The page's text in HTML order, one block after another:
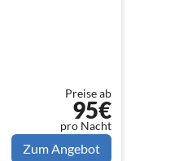
Preise ab
95€
pro Nacht
Zum Angebot